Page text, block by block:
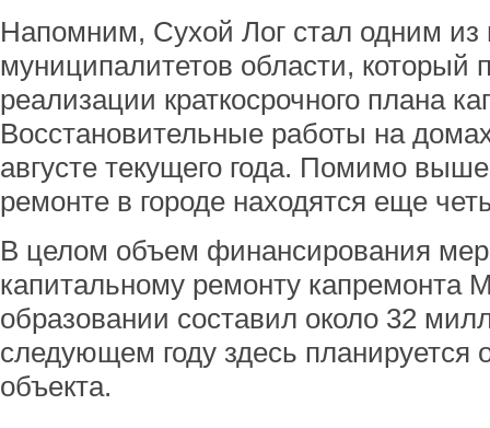
Напомним, Сухой Лог стал одним из
муниципалитетов области, который
реализации краткосрочного плана
Восстановительные работы на
августе текущего года. Помимо
ремонте в городе находятся еще
В целом объем финансирования
капитальному ремонту
образовании составил около 32
следующем году здесь планируется
объекта.